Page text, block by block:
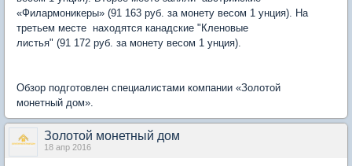
«Филармоникеры» (91 163 руб. за монету весом 1 унция). На
третьем месте находятся канадские "Кленовые
листья" (91 172 руб. за монету весом 1 унция).
Обзор подготовлен специалистами компании «Золотой
монетный дом».
Золотой монетный дом
18 апр 2016